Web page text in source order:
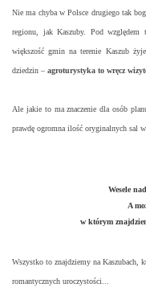
Nie ma chyba w Polsce drugiego tak
regionu, jak Kaszuby. Pod względem
większość gmin na terenie Kaszub
dziedzin – agroturystyka to wręcz
Ale jakie to ma znaczenie dla osób
prawdę ogromna ilość oryginalnych sal
Wesele
A
w którym
Wszystko to znajdziemy na Kaszubach,
romantycznych uroczystości...